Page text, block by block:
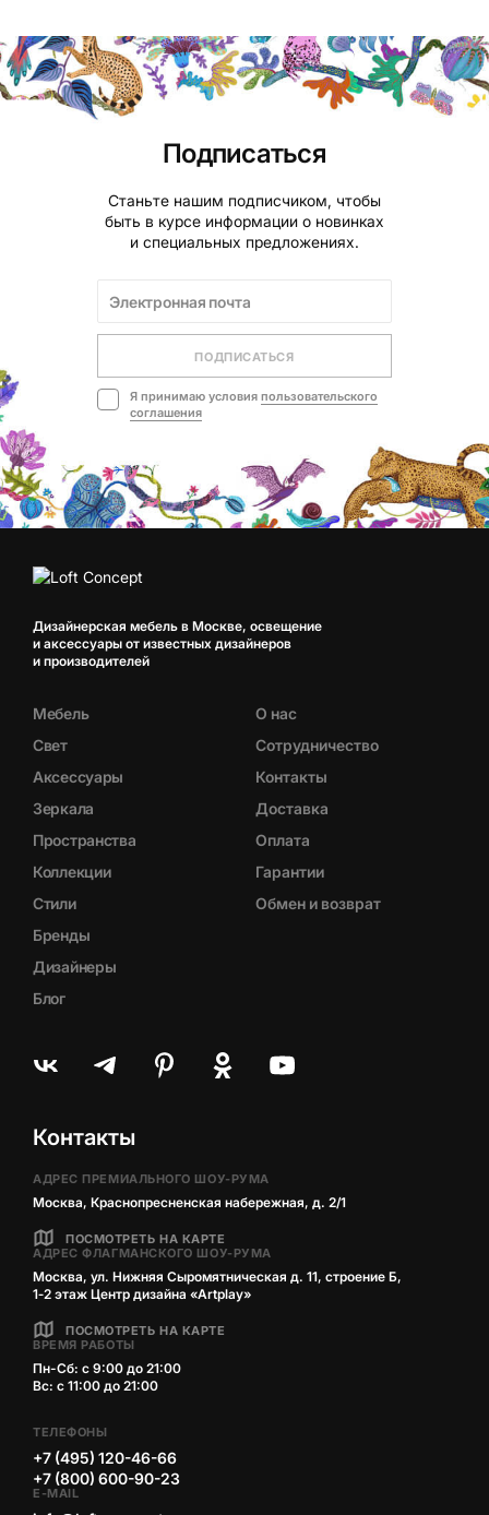
Подписаться
Станьте нашим подписчиком, чтобы
быть в курсе информации о новинках
и специальных предложениях.
ПОДПИСАТЬСЯ
Я принимаю условия пользовательского
соглашения
Дизайнерская мебель в Москве, освещение
и аксессуары от известных дизайнеров
и производителей
Мебель
Свет
Аксессуары
Зеркала
Пространства
Коллекции
Стили
Бренды
Дизайнеры
Блог
О нас
Сотрудничество
Контакты
Доставка
Оплата
Гарантии
Обмен и возврат
Контакты
АДРЕС ПРЕМИАЛЬНОГО ШОУ-РУМА
Москва, Краснопресненская набережная, д. 2/1
ПОСМОТРЕТЬ НА КАРТЕ
АДРЕС ФЛАГМАНСКОГО ШОУ-РУМА
Москва, ул. Нижняя Сыромятническая д. 11, строение Б,
1‑2 этаж Центр дизайна «Artplay»
ПОСМОТРЕТЬ НА КАРТЕ
ВРЕМЯ РАБОТЫ
Пн-Сб: с 9:00 до 21:00
Вс: с 11:00 до 21:00
ТЕЛЕФОНЫ
+7 (495) 120-46-66
+7 (800) 600-90-23
E-MAIL